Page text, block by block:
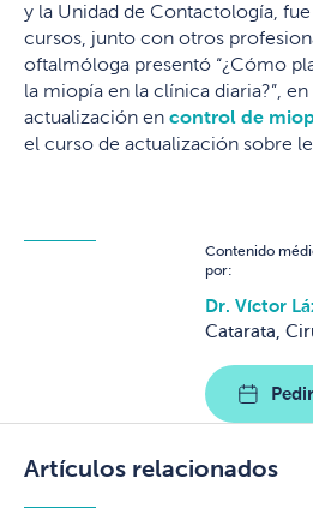
y la Unidad de Contactología,
cursos, junto con otros
oftalmóloga presentó “¿Cómo
la miopía en la clínica diaria?”,
actualización en control de
el curso de actualización sobre
Contenido
por:
Dr. Víctor
Catarata,
Artículos relacionados